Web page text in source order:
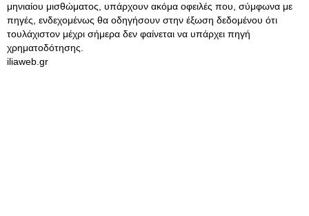
μηνιαίου μισθώματος, υπάρχουν ακόμα οφειλές που, σύμφωνα με
πηγές, ενδεχομένως θα οδηγήσουν στην έξωση δεδομένου ότι
τουλάχιστον μέχρι σήμερα δεν φαίνεται να υπάρχει πηγή
χρηματοδότησης.
iliaweb.gr